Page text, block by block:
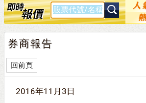
券商報告
回前頁
2016年11月3日